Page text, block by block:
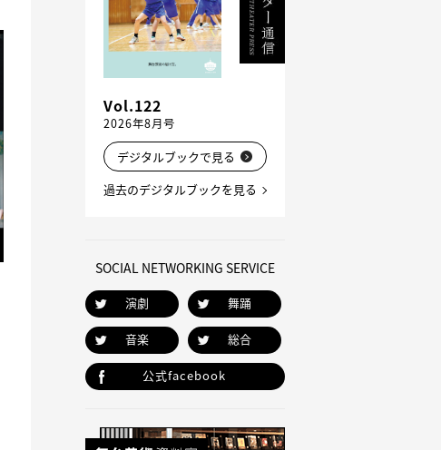
Vol.122
2026年8月号
デジタルブックで見る
過去のデジタルブックを見る
SOCIAL NETWORKING SERVICE
演劇 舞踊
音楽 総合
公式facebook